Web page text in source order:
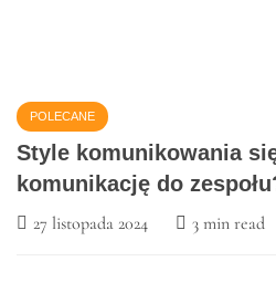
Ile trwa produkcja
w Techno-Service S.A.
29 stycznia 2025